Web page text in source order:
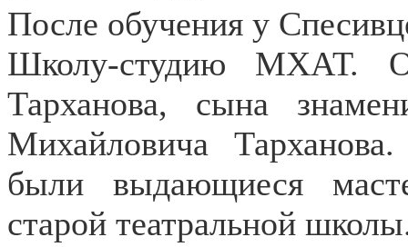
После обучения у
Школу-студию МХАТ.
Тарханова, сына
Михайловича
были выдающиеся
старой театральной